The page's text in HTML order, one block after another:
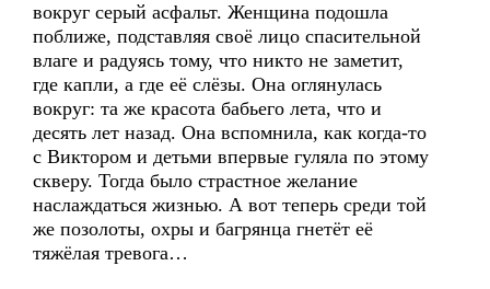
вокруг серый асфальт. Женщина подошла
поближе, подставляя своё лицо спасительной
влаге и радуясь тому, что никто не заметит,
где капли, а где её слёзы. Она оглянулась
вокруг: та же красота бабьего лета, что и
десять лет назад. Она вспомнила, как когда-то
с Виктором и детьми впервые гуляла по этому
скверу. Тогда было страстное желание
наслаждаться жизнью. А вот теперь среди той
же позолоты, охры и багрянца гнетёт её
тяжёлая тревога…